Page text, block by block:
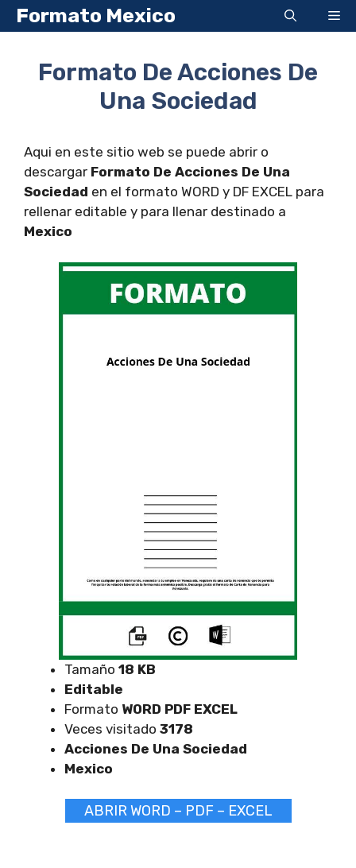
Saltar
al
Formato Mexico
Formato De Acciones De
Una Sociedad
Aqui en este sitio web se puede abrir o
descargar Formato De Acciones De Una
Sociedad en el formato WORD y DF EXCEL para
rellenar editable y para llenar destinado a
Mexico
Tamaño 18 KB
Editable
Formato WORD PDF EXCEL
Veces visitado 3178
Acciones De Una Sociedad
Mexico
ABRIR WORD – PDF – EXCEL